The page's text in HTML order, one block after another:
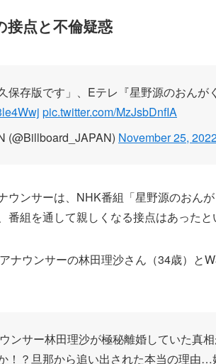
接点と不倫疑惑
保存版です」、Eテレ『星野源のおんが
pic.twitter.com/MzJsbDnfIA
(@Billboard_JAPAN) November 25,
ウンサーは、NHK番組「星野源のおん
番組を通して親しくなる接点はあったと
ナウンサーの林田理沙さん（34歳）と
ンサー林田理沙が極秘離婚していた真
！？旦那から追い出された本当の理由